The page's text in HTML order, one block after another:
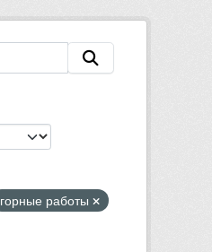
горные работы